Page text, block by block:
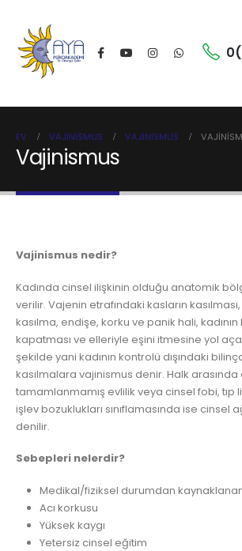
EV VAJINISMUS VAJINISMUS
Vajinismus
Vajinismus nedir?
Kadında cinsel ilişkinin olduğu anatomik
verilir. Vajenin etrafındaki kasların
kasılma, endişe, korku ve panik hali, kadının
kapatması ve elleriyle eşini itmesine yol
şekilde yani kadının kontrolü dışındaki
kasılmalara vajinismus denir. Halk
tamamlanmamış evlilik veya cinsel fobi, tıp
işlev bozuklukları sınıflamasında ise cinsel
denilir.
Sebepleri nelerdir?
Medikal/fiziksel durumdan
Acı korkusu
Yüksek kaygı
Yetersiz cinsel eğitim